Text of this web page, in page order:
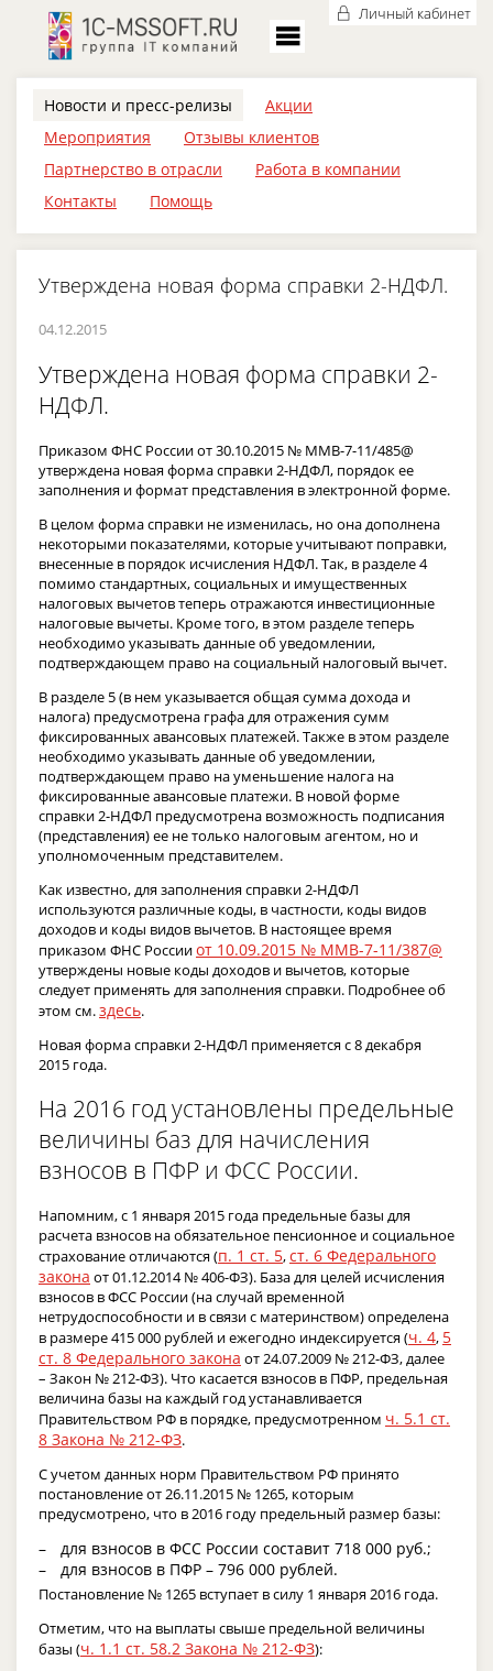
Личный кабинет
Новости и пресс-релизы
Акции
Мероприятия
Отзывы клиентов
Партнерство в отрасли
Работа в компании
Контакты
Помощь
Утверждена новая форма справки 2-НДФЛ.
04.12.2015
Утверждена новая форма справки 2-
НДФЛ.
Приказом ФНС России от 30.10.2015 № ММВ-7-11/485@
утверждена новая форма справки 2-НДФЛ, порядок ее
заполнения и формат представления в электронной форме.
В целом форма справки не изменилась, но она дополнена
некоторыми показателями, которые учитывают поправки,
внесенные в порядок исчисления НДФЛ. Так, в разделе 4
помимо стандартных, социальных и имущественных
налоговых вычетов теперь отражаются инвестиционные
налоговые вычеты. Кроме того, в этом разделе теперь
необходимо указывать данные об уведомлении,
подтверждающем право на социальный налоговый вычет.
В разделе 5 (в нем указывается общая сумма дохода и
налога) предусмотрена графа для отражения сумм
фиксированных авансовых платежей. Также в этом разделе
необходимо указывать данные об уведомлении,
подтверждающем право на уменьшение налога на
фиксированные авансовые платежи. В новой форме
справки 2-НДФЛ предусмотрена возможность подписания
(представления) ее не только налоговым агентом, но и
уполномоченным представителем.
Как известно, для заполнения справки 2-НДФЛ
используются различные коды, в частности, коды видов
доходов и коды видов вычетов. В настоящее время
приказом ФНС Россииот 10.09.2015 № ММВ-7-11/387@
утверждены новые коды доходов и вычетов, которые
следует применять для заполнения справки. Подробнее об
этом см.здесь.
Новая форма справки 2-НДФЛ применяется с 8 декабря
2015 года.
На 2016 год установлены предельные
величины баз для начисления
взносов в ПФР и ФСС России.
Напомним, с 1 января 2015 года предельные базы для
расчета взносов на обязательное пенсионное и социальное
страхование отличаются (п. 1 ст. 5,ст. 6 Федерального
закона от 01.12.2014 № 406-ФЗ). База для целей исчисления
взносов в ФСС России (на случай временной
нетрудоспособности и в связи с материнством) определена
в размере 415 000 рублей и ежегодно индексируется (ч. 4, 5
ст. 8 Федерального закона от 24.07.2009 № 212-ФЗ, далее
– Закон № 212-ФЗ). Что касается взносов в ПФР, предельная
величина базы на каждый год устанавливается
Правительством РФ в порядке, предусмотренном ч. 5.1 ст.
8 Закона № 212-ФЗ.
С учетом данных норм Правительством РФ принято
постановление от 26.11.2015 № 1265, которым
предусмотрено, что в 2016 году предельный размер базы:
для взносов в ФСС России составит 718 000 руб.;
для взносов в ПФР – 796 000 рублей.
Постановление № 1265 вступает в силу 1 января 2016 года.
Отметим, что на выплаты свыше предельной величины
базы (ч. 1.1 ст. 58.2 Закона № 212-ФЗ):